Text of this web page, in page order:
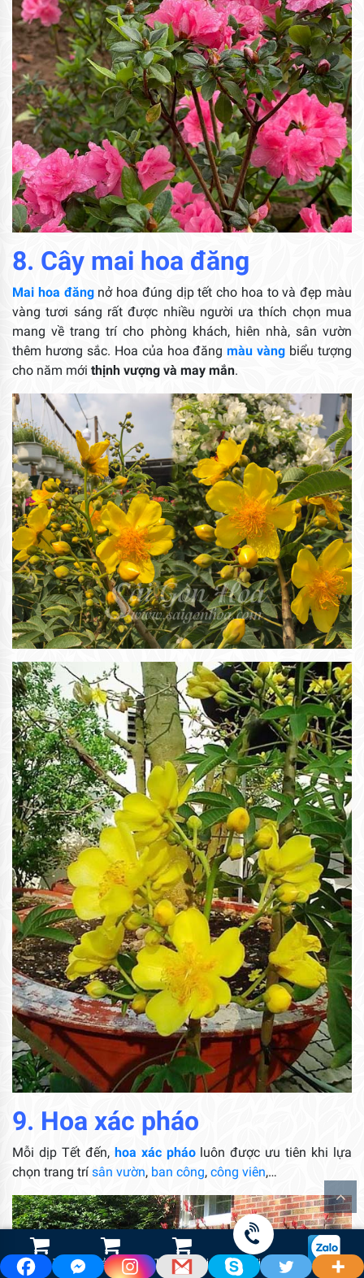
8. Cây mai hoa đăng
Mai hoa đăngnở hoa đúng dịp tết cho hoa to và đẹp màu
vàng tươi sáng rất được nhiều người ưa thích chọn mua
mang về trang trí cho phòng khách, hiên nhà, sân vườn
thêm hương sắc. Hoa của hoa đăngmàu vàng biểu tượng
cho năm mới thịnh vượng và may mắn.
9. Hoa xác pháo
Mỗi dịp Tết đến, hoa xác pháoluôn được ưu tiên khi lựa
chọn trang trí sân vườn, ban công, công viên,…
Shop Hoa Tươi Led Cảnh Quan Thiết Bị Tưới Gọi điện